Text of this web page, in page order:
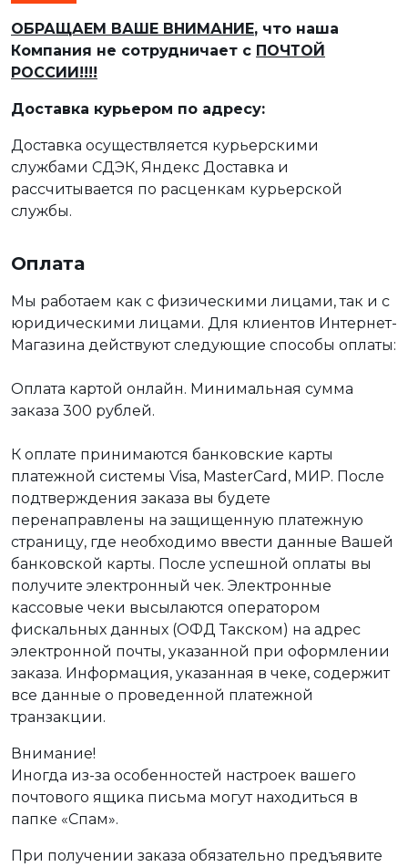
ОБРАЩАЕМ ВАШЕ ВНИМАНИЕ, что наша
Компания не сотрудничает с ПОЧТОЙ
РОССИИ!!!!
Доставка курьером по адресу:
Доставка осуществляется курьерскими
службами СДЭК, Яндекс Доставка и
рассчитывается по расценкам курьерской
службы.
Оплата
Мы работаем как с физическими лицами, так и с
юридическими лицами. Для клиентов Интернет-
Магазина действуют следующие способы оплаты:
Оплата картой онлайн. Минимальная сумма
заказа 300 рублей.
К оплате принимаются банковские карты
платежной системы Visa, MasterCard, МИР. После
подтверждения заказа вы будете
перенаправлены на защищенную платежную
страницу, где необходимо ввести данные Вашей
банковской карты. После успешной оплаты вы
получите электронный чек. Электронные
кассовые чеки высылаются оператором
фискальных данных (ОФД Такском) на адрес
электронной почты, указанной при оформлении
заказа. Информация, указанная в чеке, содержит
все данные о проведенной платежной
транзакции.
Внимание!
Иногда из-за особенностей настроек вашего
почтового ящика письма могут находиться в
папке «Спам».
При получении заказа обязательно предъявите